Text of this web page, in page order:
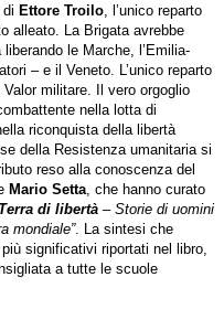
Ettore Troilo , l’unico reparto
alleato. La Brigata avrebbe
le Marche, l’Emilia-
– e il Veneto. L’unico reparto
militare. Il vero orgoglio
nella lotta di
riconquista della libertà
della Resistenza umanitaria si
reso alla conoscenza del
Mario Setta , che hanno curato
Terra di libertà – Storie di uomini
mondiale”. La sintesi che
significativi riportati nel libro,
a tutte le scuole